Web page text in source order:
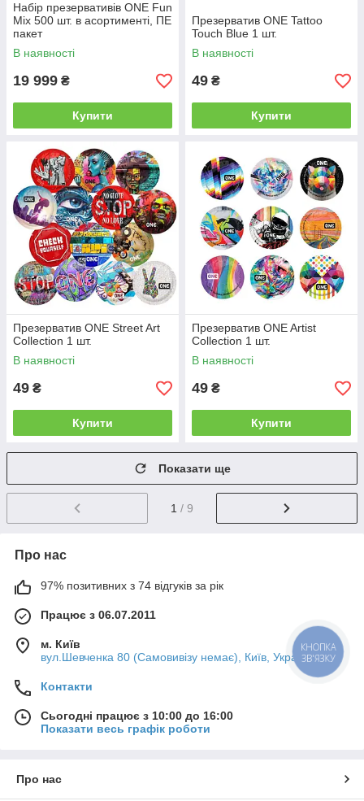
Набір презервативів ONE Fun
Mix 500 шт. в асортименті, ПЕ
пакет
В наявності
19 999 ₴
Купити
Презерватив ONE Tattoo
Touch Blue 1 шт.
В наявності
49 ₴
Купити
Презерватив ONE Street Art
Collection 1 шт.
В наявності
49 ₴
Купити
Презерватив ONE Artist
Collection 1 шт.
В наявності
49 ₴
Купити
Показати ще
1 / 9
Про нас
97% позитивних з 74 відгуків за рік
Працює з 06.07.2011
м. Київ
вул.Шевченка 80 (Самовивізу немає), Київ, Україна
Контакти
Сьогодні працює з 10:00 до 16:00
Показати весь графік роботи
Про нас
КНОПКА
ЗВ'ЯЗКУ